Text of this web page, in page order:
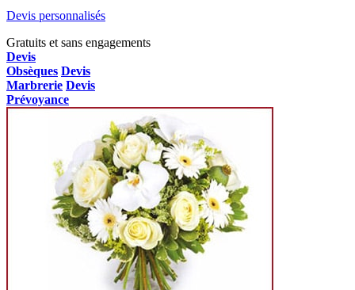
Devis personnalisés
Gratuits et sans engagements
Devis
Obsèques Devis
Marbrerie Devis
Prévoyance